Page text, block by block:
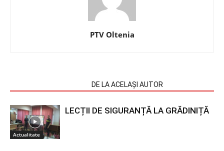
PTV Oltenia
DE LA ACELAȘI AUTOR
Actualitate
LECȚII DE SIGURANȚĂ LA GRĂDINIȚĂ